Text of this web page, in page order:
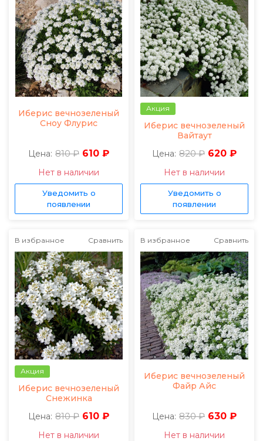
Иберис вечнозеленый
Сноу Флурис
Цена: 810 ₽ 610 ₽
Нет в наличии
Уведомить о
появлении
Акция
Иберис вечнозеленый
Вайтаут
Цена: 820 ₽ 620 ₽
Нет в наличии
Уведомить о
появлении
В избранное Сравнить
Акция
Иберис вечнозеленый
Снежинка
Цена: 810 ₽ 610 ₽
Нет в наличии
В избранное Сравнить
Иберис вечнозеленый
Файр Айс
Цена: 830 ₽ 630 ₽
Нет в наличии